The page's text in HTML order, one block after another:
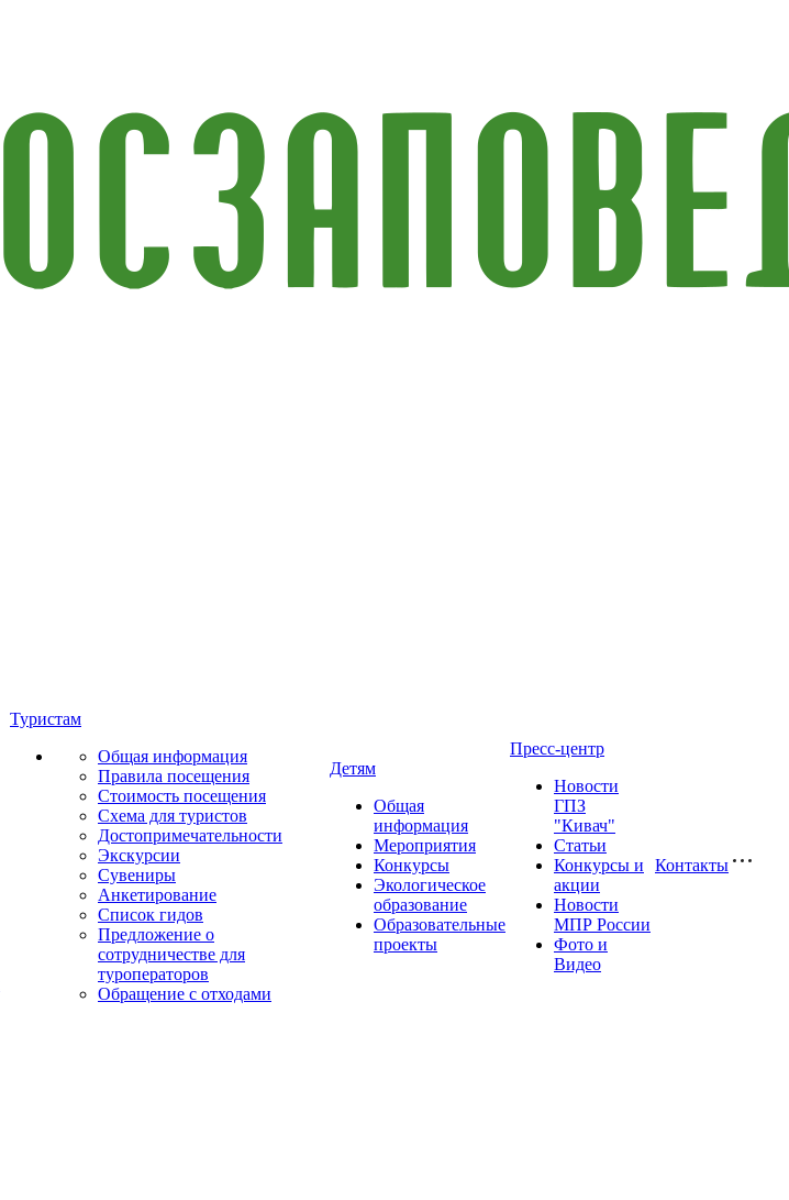
Туристам
Общая информация
Правила посещения
Стоимость посещения
Схема для туристов
Достопримечательности
Экскурсии
Сувениры
Анкетирование
Список гидов
Предложение о
сотрудничестве для
туроператоров
Обращение с отходами
Детям
Общая
информация
Мероприятия
Конкурсы
Экологическое
образование
Образовательные
проекты
Пресс-центр
Новости
ГПЗ
"Кивач"
Статьи
Конкурсы и
акции
Новости
МПР России
Фото и
Видео
Контакты